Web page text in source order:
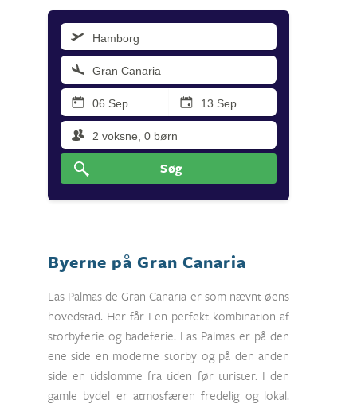
Søg
Byerne på Gran Canaria
Las Palmas de Gran Canaria er som nævnt øens
hovedstad. Her får I en perfekt kombination af
storbyferie og badeferie. Las Palmas er på den
ene side en moderne storby og på den anden
side en tidslomme fra tiden før turister. I den
gamle bydel er atmosfæren fredelig og lokal.